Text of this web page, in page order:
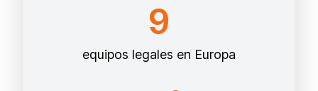
9
equipos legales en Europa